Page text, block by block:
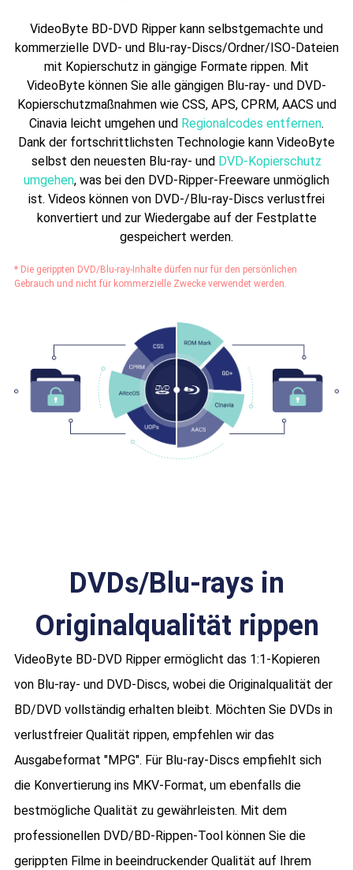
VideoByte BD-DVD Ripper kann selbstgemachte und
kommerzielle DVD- und Blu-ray-Discs/Ordner/ISO-Dateien
mit Kopierschutz in gängige Formate rippen. Mit
VideoByte können Sie alle gängigen Blu-ray- und DVD-
Kopierschutzmaßnahmen wie CSS, APS, CPRM, AACS und
Cinavia leicht umgehen und Regionalcodes entfernen.
Dank der fortschrittlichsten Technologie kann VideoByte
selbst den neuesten Blu-ray- und DVD-Kopierschutz
umgehen, was bei den DVD-Ripper-Freeware unmöglich
ist. Videos können von DVD-/Blu-ray-Discs verlustfrei
konvertiert und zur Wiedergabe auf der Festplatte
gespeichert werden.
* Die gerippten DVD/Blu-ray-Inhalte dürfen nur für den persönlichen
Gebrauch und nicht für kommerzielle Zwecke verwendet werden.
DVDs/Blu-rays in
Originalqualität rippen
VideoByte BD-DVD Ripper ermöglicht das 1:1-Kopieren
von Blu-ray- und DVD-Discs, wobei die Originalqualität der
BD/DVD vollständig erhalten bleibt. Möchten Sie DVDs in
verlustfreier Qualität rippen, empfehlen wir das
Ausgabeformat "MPG". Für Blu-ray-Discs empfiehlt sich
die Konvertierung ins MKV-Format, um ebenfalls die
bestmögliche Qualität zu gewährleisten. Mit dem
professionellen DVD/BD-Rippen-Tool können Sie die
gerippten Filme in beeindruckender Qualität auf Ihrem